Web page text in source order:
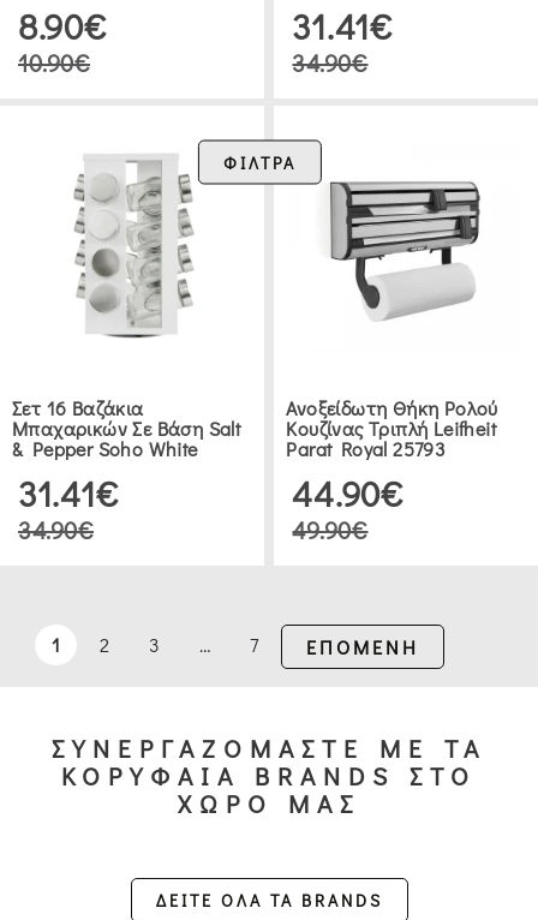
8.90€
10.90€
31.41€
34.90€
Σετ 16 Βαζάκια
Μπαχαρικών Σε Βάση Salt
& Pepper Soho White
31.41€
34.90€
Ανοξείδωτη Θήκη Ρολού
Κουζίνας Τριπλή Leifheit
Parat Royal 25793
44.90€
49.90€
1 2 3 … 7 ΕΠΟΜΕΝΗ
ΦΙΛΤΡΑ
(10)
ΒΆΖΑ
ΚΟΥΖΊΝΑΣ
|
ΦΟΝΤΑΝΙΈΡΕΣ
ΔΊΣΚΟΙΣΥΝΕΡΓΑΖΟΜΑΣΤΕ ΜΕ ΤΑ
ΚΟΡΥΦΑΙΑ BRANDS ΣΤΟ
ΧΩΡΟ ΜΑΣ
ΔΕΙΤΕ ΟΛΑ ΤΑ BRANDS